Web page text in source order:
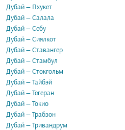
Дубай — Пхукет
Дубай — Салала
Дубай — Себу
Дубай — Сиялкот
Дубай — Ставангер
Дубай — Стамбул
Дубай — Стокгольм
Дубай — Тайбэй
Дубай — Тегеран
Дубай — Токио
Дубай — Трабзон
Дубай — Тривандрум